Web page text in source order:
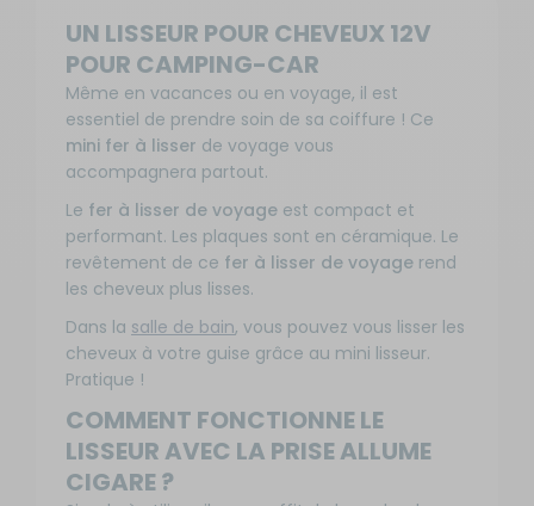
UN LISSEUR POUR CHEVEUX 12V
POUR CAMPING-CAR
Même en vacances ou en voyage, il est
essentiel de prendre soin de sa coiffure ! Ce
mini fer à lisser de voyage vous
accompagnera partout.
Le fer à lisser de voyage est compact et
performant. Les plaques sont en céramique. Le
revêtement de ce fer à lisser de voyage rend
les cheveux plus lisses.
Dans la salle de bain, vous pouvez vous lisser les
cheveux à votre guise grâce au mini lisseur.
Pratique !
COMMENT FONCTIONNE LE
LISSEUR AVEC LA PRISE ALLUME
CIGARE ?